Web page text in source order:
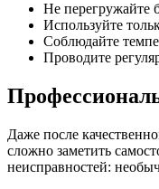
Не перегружайте
Используйте
Соблюдайте
Проводите
Даже после
сложно заметить
неисправностей: